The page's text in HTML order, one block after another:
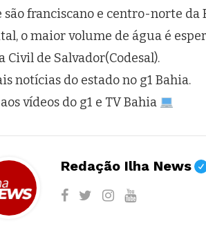
são franciscano e centro-norte da
o maior volume de água é
Civil de Salvador(Codesal).
notícias do estado no g1 Bahia.
vídeos do g1 e TV Bahia
Redação Ilha News